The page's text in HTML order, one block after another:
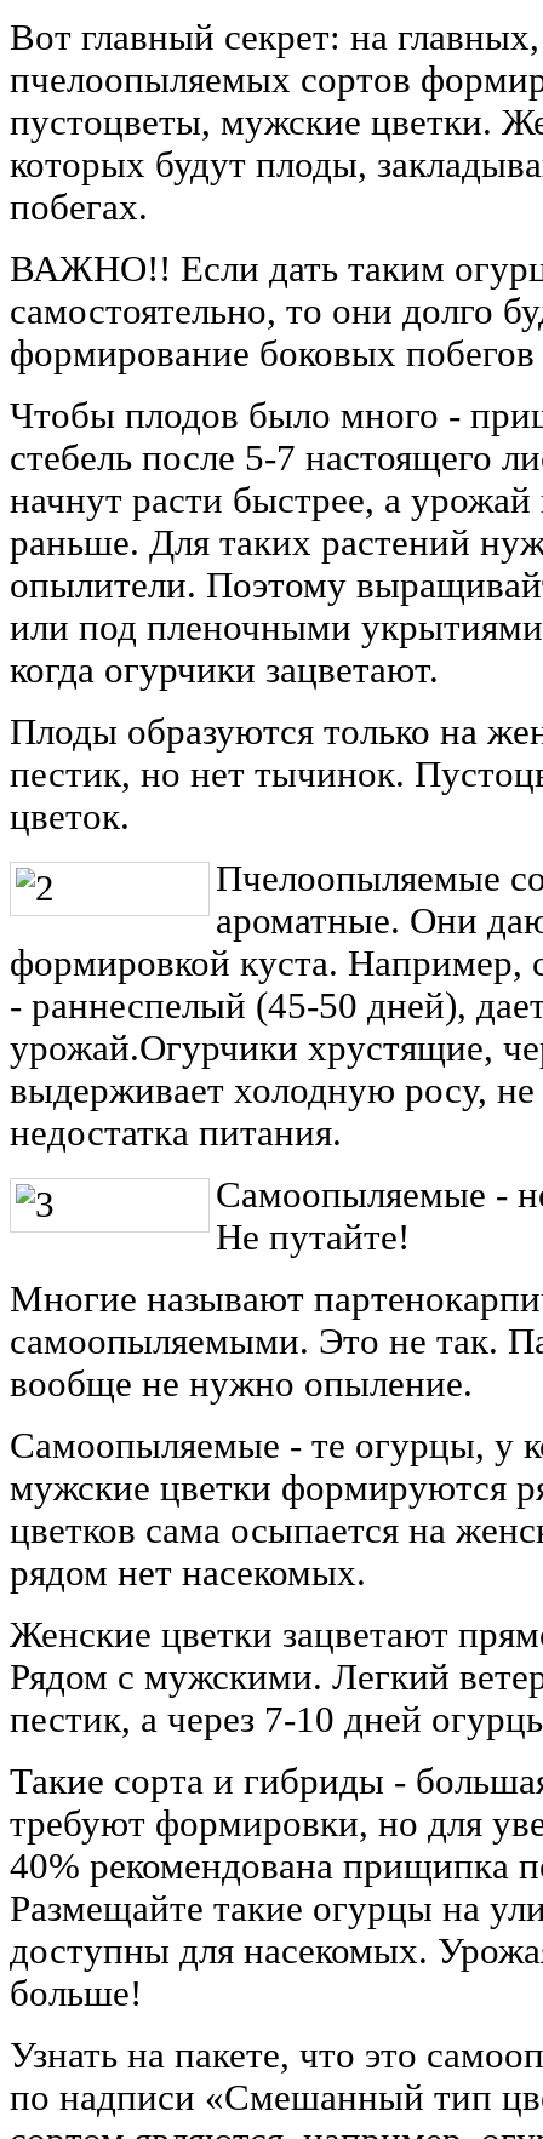
Вот главный секрет: на
пчелоопыляемых сортов
пустоцветы, мужские цветки.
которых будут плоды,
побегах.
ВАЖНО!! Если дать таким
самостоятельно, то они долго
формирование боковых
Чтобы плодов было много -
стебель после 5-7 настоящего
начнут расти быстрее, а
раньше. Для таких растений
опылители. Поэтому
или под пленочными
когда огурчики зацветают.
Плоды образуются только на
пестик, но нет тычинок.
цветок.
Пчелоопыляемые
ароматные. Они
формировкой куста. Например,
- раннеспелый (45-50 дней),
урожай.Огурчики хрустящие,
выдерживает холодную росу, не
недостатка питания.
Самоопыляемые -
Не путайте!
Многие называют
самоопыляемыми. Это не так.
вообще не нужно опыление.
Самоопыляемые - те огурцы, у
мужские цветки формируются
цветков сама осыпается на
рядом нет насекомых.
Женские цветки зацветают
Рядом с мужскими. Легкий
пестик, а через 7-10 дней
Такие сорта и гибриды -
требуют формировки, но для
40% рекомендована прищипка
Размещайте такие огурцы на
доступны для насекомых.
больше!
Узнать на пакете, что это
по надписи «Смешанный тип